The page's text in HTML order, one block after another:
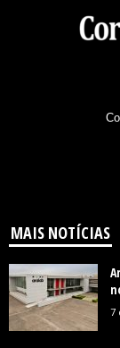
MAIS NOTÍCIAS
7